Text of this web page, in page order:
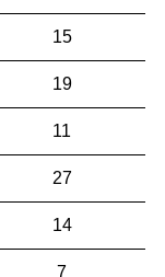
15
19
11
27
14
7